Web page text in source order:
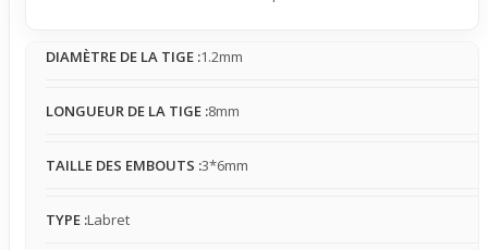
fixé. La pointe grise offre un rendu net et moderne, avec
sans en faire trop. Ce bijou reste facile à associer pour un
accessoire qui passe inaperçu au premier regard mais qui
DIAMÈTRE DE LA TIGE :1.2mm
LONGUEUR DE LA TIGE :8mm
TAILLE DES EMBOUTS :3*6mm
TYPE :Labret